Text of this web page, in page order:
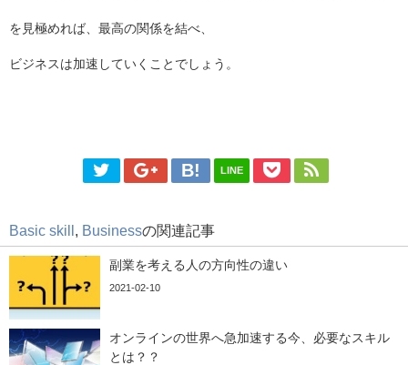
を見極めれば、最高の関係を結べ、
ビジネスは加速していくことでしょう。
LINE
Basic skill , Businessの関連記事
副業を考える人の方向性の違い
2021-02-10
オンラインの世界へ急加速する今、必要なスキル
とは？？